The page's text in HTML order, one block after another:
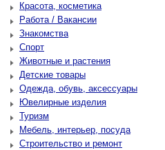
Красота, косметика
Работа / Вакансии
Знакомства
Спорт
Животные и растения
Детские товары
Одежда, обувь, аксессуары
Ювелирные изделия
Туризм
Мебель, интерьер, посуда
Строительство и ремонт